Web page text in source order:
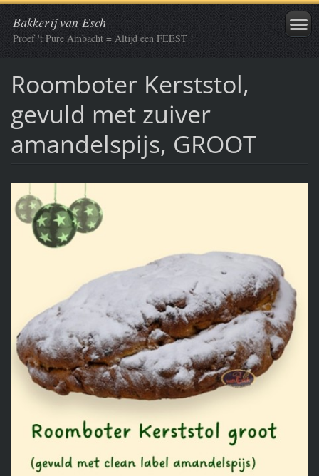
Bakkerij van Esch
Proef 't Pure Ambacht = Altijd een FEEST !
Roomboter Kerststol,
gevuld met zuiver
amandelspijs, GROOT